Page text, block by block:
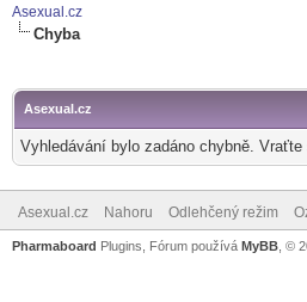
Asexual.cz
Chyba
Asexual.cz
Vyhledávání bylo zadáno chybně.
Asexual.cz Nahoru Odlehčený režim
Pharmaboard Plugins, Fórum používá MyBB , ©